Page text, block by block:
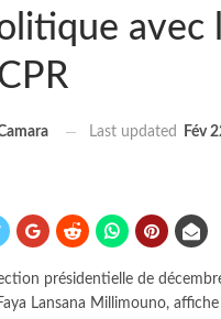
avec
Last updated Fév
présidentielle de
Lansana Millimouno,